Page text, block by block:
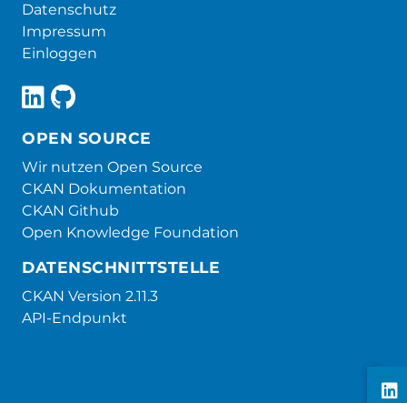
Datenschutz
Impressum
Einloggen
OPEN SOURCE
Wir nutzen Open Source
CKAN Dokumentation
CKAN Github
Open Knowledge Foundation
DATENSCHNITTSTELLE
CKAN Version 2.11.3
API-Endpunkt